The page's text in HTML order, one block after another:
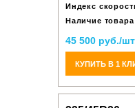
Индекс
Наличие
45 500 руб./
КУПИТЬ В 1